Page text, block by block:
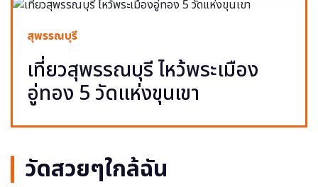
สุพรรณบุรี
เที่ยวสุพรรณบุรี ไหว้พระเมือง
อู่ทอง 5 วัดแห่งขุนเขา
วัดสวยๆใกล้ฉัน